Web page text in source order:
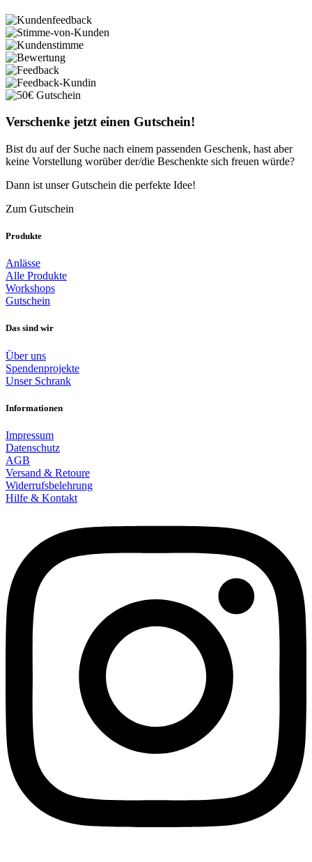
Verschenke jetzt einen Gutschein!
Bist du auf der Suche nach einem passenden Geschenk, hast aber
keine Vorstellung worüber der/die Beschenkte sich freuen würde?
Dann ist unser Gutschein die perfekte Idee!
Zum Gutschein
Produkte
Anlässe
Alle Produkte
Workshops
Gutschein
Das sind wir
Über uns
Spendenprojekte
Unser Schrank
Informationen
Impressum
Datenschutz
AGB
Versand & Retoure
Widerrufsbelehrung
Hilfe & Kontakt